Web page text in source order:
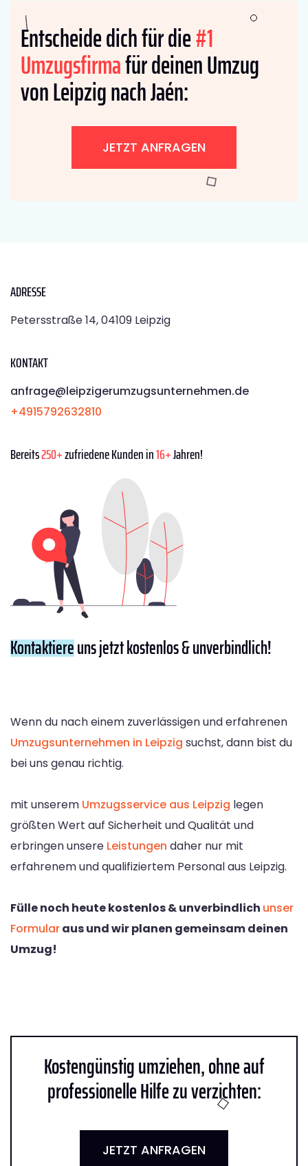
Entscheide dich für die#1
Umzugsfirmafür deinen Umzug
von Leipzig nach Jaén:
JETZT ANFRAGEN
ADRESSE
Petersstraße 14, 04109 Leipzig
KONTAKT
anfrage@leipzigerumzugsunternehmen.de
+4915792632810
Bereits250+zufriedene Kunden in16+Jahren!
Kontaktiereuns jetzt kostenlos & unverbindlich!
Wenn du nach einem zuverlässigen und erfahrenen
Umzugsunternehmen in Leipzig suchst, dann bist du
bei uns genau richtig.
mit unserem Umzugsservice aus Leipzig legen
größten Wert auf Sicherheit und Qualität und
erbringen unsere Leistungen daher nur mit
erfahrenem und qualifiziertem Personal aus Leipzig.
Fülle noch heute kostenlos & unverbindlich unser
Formularaus und wir planen gemeinsam deinen
Umzug!
Kostengünstig umziehen, ohne auf
professionelle Hilfe zu verzichten:
JETZT ANFRAGEN